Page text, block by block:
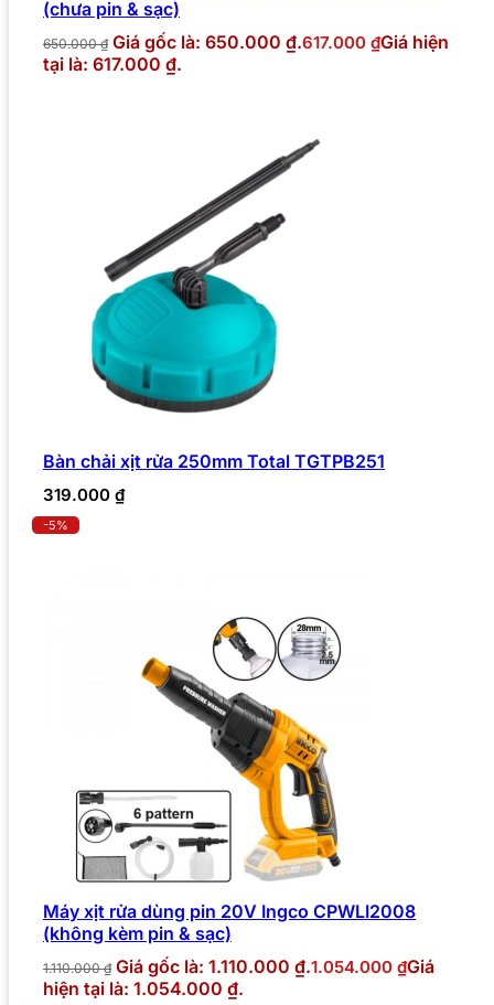
(chưa pin & sạc)
650.000₫ Giá gốc là: 650.000 ₫.617.000 ₫Giá hiện
tại là: 617.000 ₫.
Bàn chải xịt rửa 250mm Total TGTPB251
319.000 ₫
-5%
Máy xịt rửa dùng pin 20V Ingco CPWLI2008
(không kèm pin & sạc)
1.110.000₫ Giá gốc là: 1.110.000 ₫.1.054.000 ₫Giá
hiện tại là: 1.054.000 ₫.